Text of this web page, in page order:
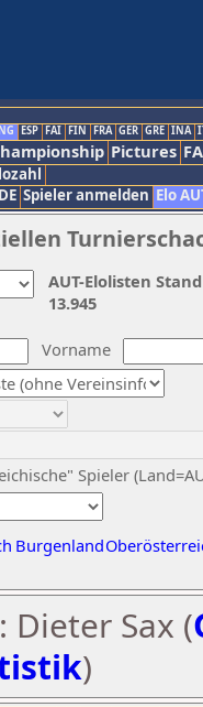
ESP FAI FIN FRA GER GRE INA
Pictures
Spieler anmelden Elo
Vorname
Spieler
Burgenland
AUT-Elolisten
13.945
Dieter Sax (
)